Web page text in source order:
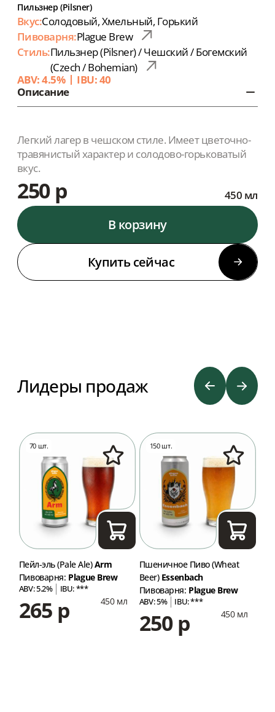
Пильзнер (Pilsner)
Вкус:Солодовый, Хмельный, Горький
Пивоварня:Plague Brew
Стиль:Пильзнер (Pilsner) / Чешский / Богемский
(Czech / Bohemian)
ABV: 4.5%
IBU: 40
Описание
Легкий лагер в чешском стиле. Имеет цветочно-
травянистый характер и солодово-горьковатый
вкус.
250 р 450 мл
В корзину
Купить сейчас
Лидеры продаж
70 шт.
Пейл-эль (Pale Ale)Arm
Пивоварня: Plague Brew
ABV: 5.2% IBU: ***
265 р 450 мл
150 шт.
Пшеничное Пиво (Wheat
Beer) Essenbach
Пивоварня: Plague Brew
ABV: 5% IBU: ***
250 р 450 мл